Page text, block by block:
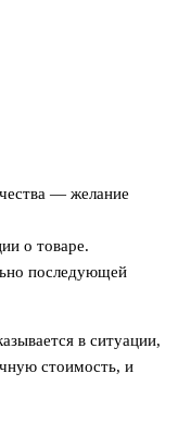
— желание
о товаре.
последующей
в ситуации,
стоимость, и